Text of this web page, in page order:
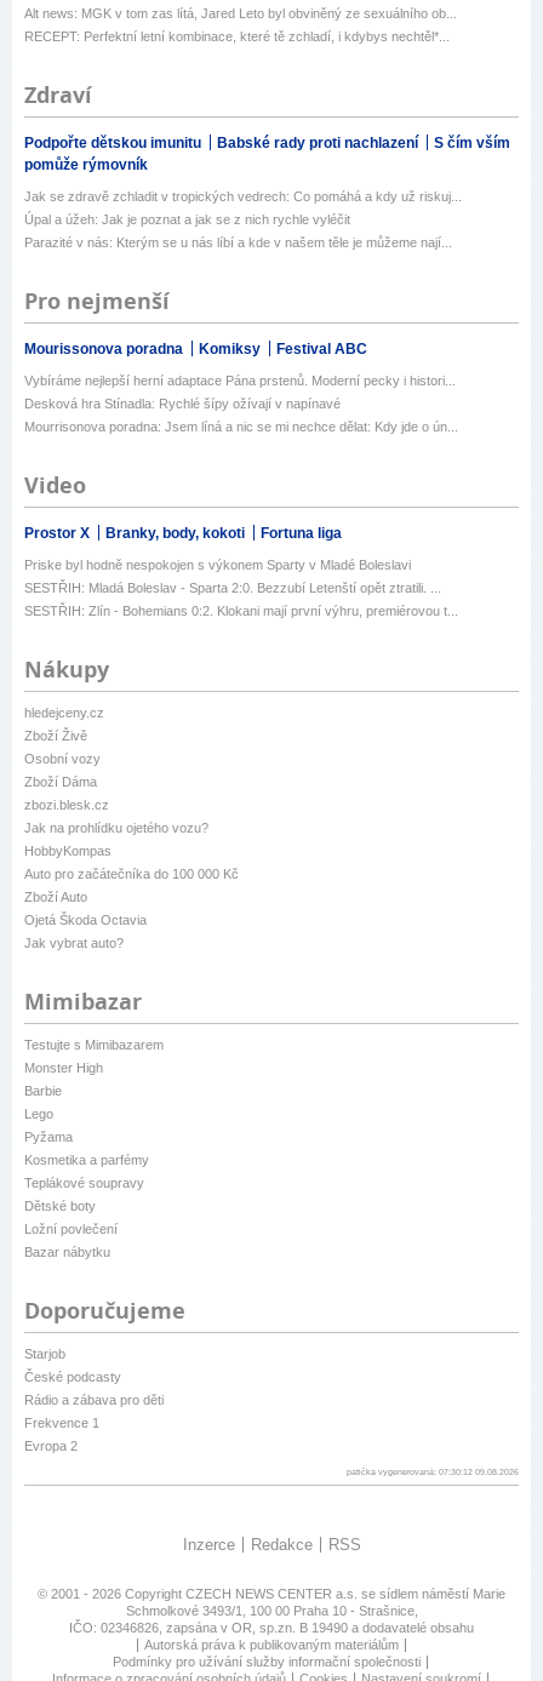
Alt news: MGK v tom zas lítá, Jared Leto byl obviněný ze sexuálního ob...
RECEPT: Perfektní letní kombinace, které tě zchladí, i kdybys nechtěl*...
Zdraví
Podpořte dětskou imunitu Babské rady proti nachlazení
S čím vším
pomůže rýmovník
Jak se zdravě zchladit v tropických vedrech: Co pomáhá a kdy už riskuj...
Úpal a úžeh: Jak je poznat a jak se z nich rychle vyléčit
Parazité v nás: Kterým se u nás líbí a kde v našem těle je můžeme nají...
Pro nejmenší
Mourissonova poradna Komiksy Festival ABC
Vybíráme nejlepší herní adaptace Pána prstenů. Moderní pecky i histori...
Desková hra Stínadla: Rychlé šípy ožívají v napínavé
Mourrisonova poradna: Jsem líná a nic se mi nechce dělat: Kdy jde o ún...
Video
Prostor X Branky, body, kokoti Fortuna liga
Priske byl hodně nespokojen s výkonem Sparty v Mladé Boleslavi
SESTŘIH: Mladá Boleslav - Sparta 2:0. Bezzubí Letenští opět ztratili. ...
SESTŘIH: Zlín - Bohemians 0:2. Klokani mají první výhru, premiérovou t...
Nákupy
hledejceny.cz
Zboží Živě
Osobní vozy
Zboží Dáma
zbozi.blesk.cz
Jak na prohlídku ojetého vozu?
HobbyKompas
Auto pro začátečníka do 100 000 Kč
Zboží Auto
Ojetá Škoda Octavia
Jak vybrat auto?
Mimibazar
Testujte s Mimibazarem
Monster High
Barbie
Lego
Pyžama
Kosmetika a parfémy
Teplákové soupravy
Dětské boty
Ložní povlečení
Bazar nábytku
Doporučujeme
Starjob
České podcasty
Rádio a zábava pro děti
Frekvence 1
Evropa 2
patička vygenerovaná: 07:30:12 09.08.2026
Inzerce Redakce RSS
© 2001 - 2026 Copyright CZECH NEWS CENTER a.s. se sídlem náměstí Marie
Schmolkové 3493/1, 100 00 Praha 10 - Strašnice,
IČO: 02346826, zapsána v OR, sp.zn. B 19490 a dodavatelé obsahu
Autorská práva k publikovaným materiálům
Podmínky pro užívání služby informační společnosti